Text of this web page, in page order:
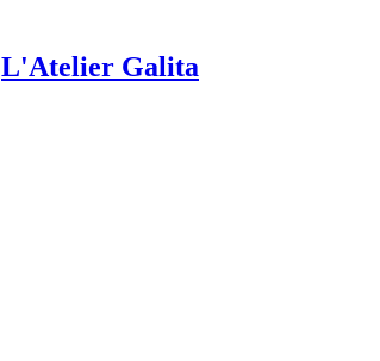
L'Atelier Galita